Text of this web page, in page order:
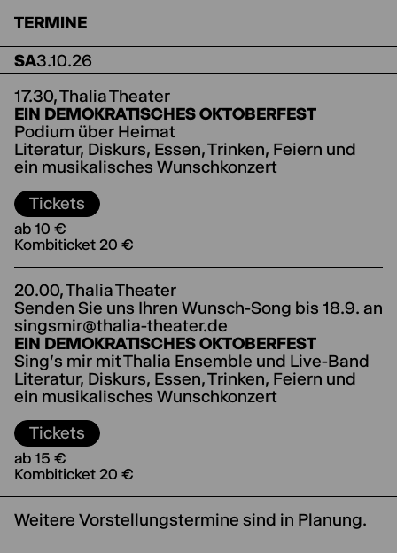
Heimat damit verbinden: Schicken Sie uns Ihre
Wünsche bis zum 18.9. mit einem persönlichen
Brief, der dazu verlesen wird,
ansingsmir@thalia-theater.de
TERMINE
SA3.10.26
17.30,Thalia Theater
EIN DEMOKRATISCHES OKTOBERFEST
Podium über Heimat
Literatur, Diskurs, Essen, Trinken, Feiern und
ein musikalisches Wunschkonzert
Tickets
ab 10 €
Kombiticket 20 €
20.00,Thalia Theater
Senden Sie uns Ihren Wunsch-Song bis 18.9. an
singsmir@thalia-theater.de
EIN DEMOKRATISCHES OKTOBERFEST
Sing's mir mit Thalia Ensemble und Live-Band
Literatur, Diskurs, Essen, Trinken, Feiern und
ein musikalisches Wunschkonzert
Tickets
ab 15 €
Kombiticket 20 €
Weitere Vorstellungstermine sind in Planung.